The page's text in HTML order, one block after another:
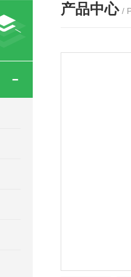
产品中心 /